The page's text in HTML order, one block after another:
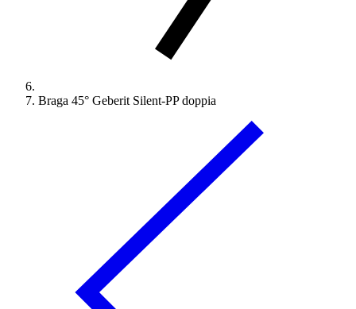
Braga 45° Geberit Silent-PP doppia